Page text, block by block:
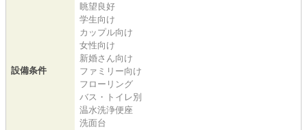
設備条件
眺望良好
学生向け
カップル向け
女性向け
新婚さん向け
ファミリー向け
フローリング
バス・トイレ別
温水洗浄便座
洗面台